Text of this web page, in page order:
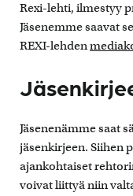
Rexi-lehti, ilmestyy
Jäsenemme saavat
REXI-lehden
Jäsenenämme saat
jäsenkirjeen. Siihen
ajankohtaiset
voivat liittyä niin